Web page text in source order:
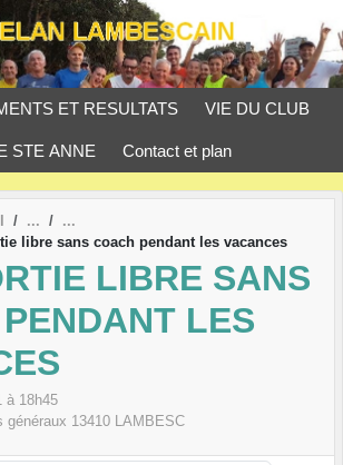
ET RESULTATS VIE DU CLUB
STE ANNE Contact et plan
libre sans coach pendant les vacances
LIBRE SANS
LES
à 18h45
généraux 13410 LAMBESC
des cookies